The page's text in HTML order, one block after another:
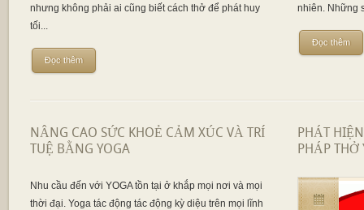
nhưng không phải ai cũng biết cách thở để phát huy
tối...
Đọc thêm
nhiên. Những
Đọc thêm
NÂNG CAO SỨC KHOẺ CẢM XÚC VÀ TRÍ
TUỆ BẰNG YOGA
Nhu cầu đến với YOGA tồn tại ở khắp mọi nơi và mọi
thời đại. Yoga tác động tác động kỳ diệu trên mọi lĩnh
PHÁT
PHÁP THỞ